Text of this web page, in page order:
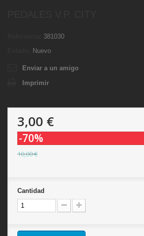
381030
Nuevo
Enviar a un amigo
Imprimir
3,00 €
-70%
10,00 €
Cantidad